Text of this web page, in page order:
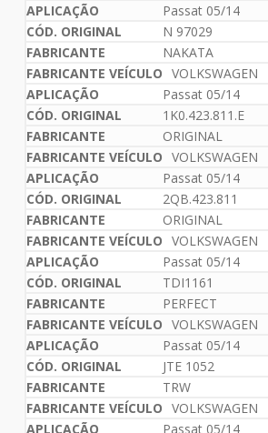
Passat 05/14
N 97029
NAKATA
VOLKSWAGEN
Passat 05/14
1K0.423.811.E
ORIGINAL
VOLKSWAGEN
Passat 05/14
2QB.423.811
ORIGINAL
VOLKSWAGEN
Passat 05/14
TDI1161
PERFECT
VOLKSWAGEN
Passat 05/14
JTE 1052
TRW
VOLKSWAGEN
Passat 05/14